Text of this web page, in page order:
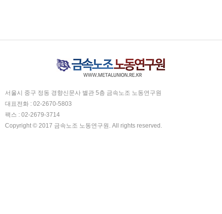
서울시 중구 정동 경향신문사 별관 5층 금속노조 노동연구원
대표전화 : 02-2670-5803
팩스 : 02-2679-3714
Copyright © 2017 금속노조 노동연구원. All rights reserved.